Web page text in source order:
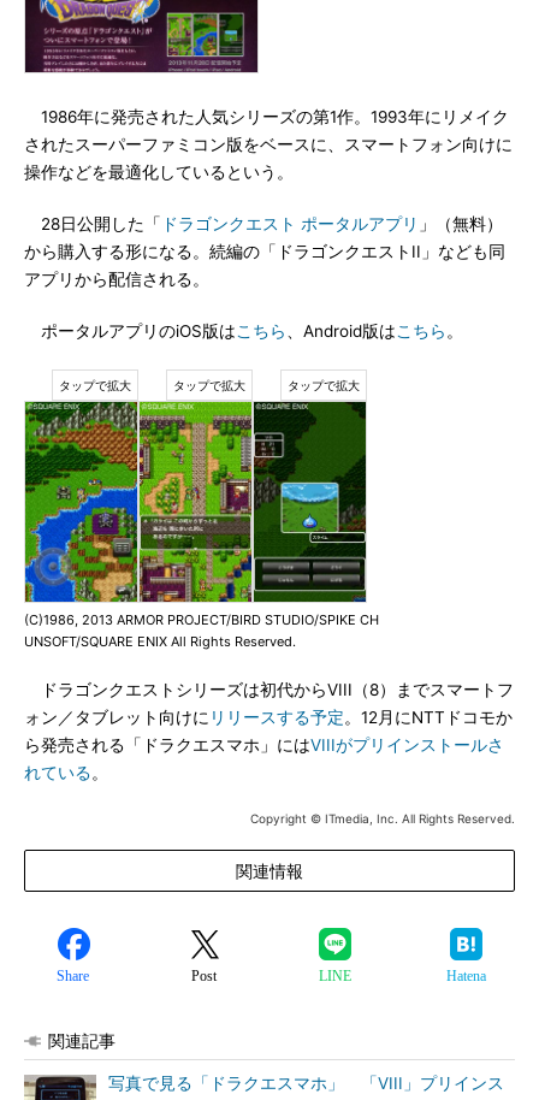
1986年に発売された人気シリーズの第1作。1993年にリメイク
されたスーパーファミコン版をベースに、スマートフォン向けに
操作などを最適化しているという。
28日公開した「 ドラゴンクエスト ポータルアプリ 」（無料）
から購入する形になる。続編の「ドラゴンクエストII」なども同
アプリから配信される。
ポータルアプリのiOS版はこちら 、Android版はこちら 。
(C)1986, 2013 ARMOR PROJECT/BIRD STUDIO/SPIKE CH
UNSOFT/SQUARE ENIX All Rights Reserved.
ドラゴンクエストシリーズは初代からVIII（8）までスマートフ
ォン／タブレット向けに リリースする予定。12月にNTTドコモか
ら発売される「ドラクエスマホ」にはVIIIがプリインストールさ
れている。
Copyright © ITmedia, Inc. All Rights Reserved.
関連情報
Share Post LINE Hatena
関連記事
写真で見る「ドラクエスマホ」 「VIII」プリインス